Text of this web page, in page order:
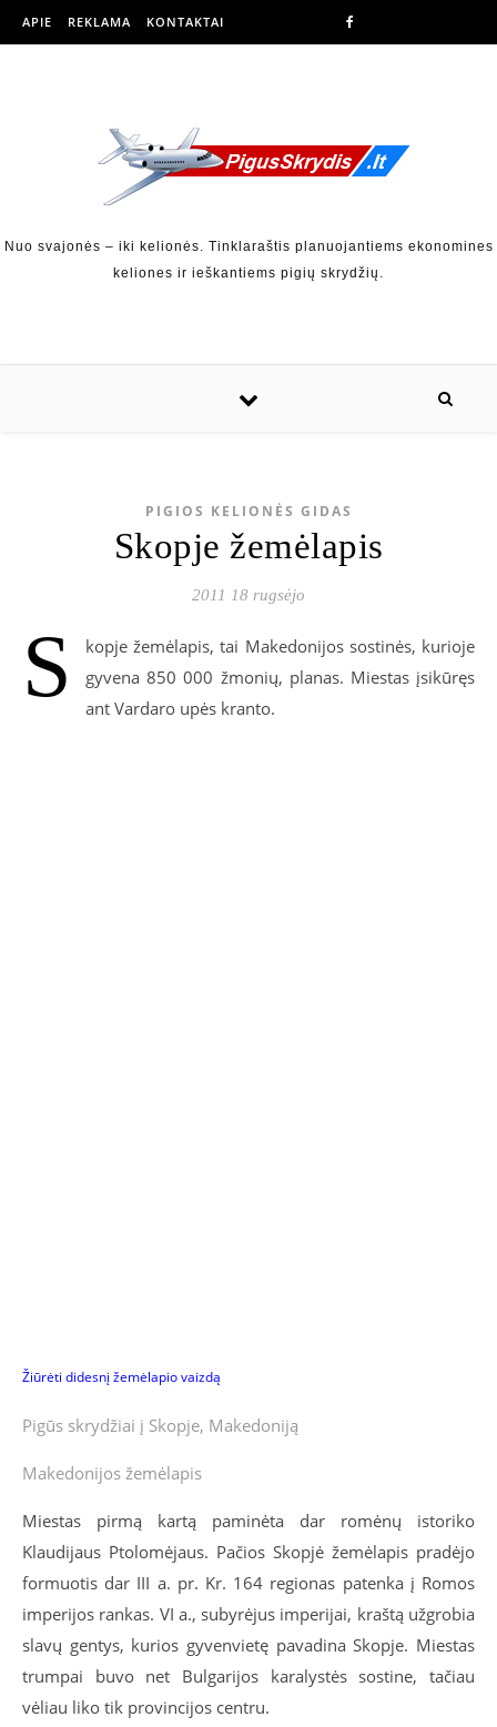
APIE REKLAMA KONTAKTAI
Nuo svajonės – iki kelionės. Tinklaraštis planuojantiems ekonomines
keliones ir ieškantiems pigių skrydžių.
PIGIOS KELIONĖS GIDAS
Skopje žemėlapis
2011 18 rugsėjo
S
kopje žemėlapis, tai Makedonijos sostinės, kurioje
gyvena 850 000 žmonių, planas. Miestas įsikūręs
ant Vardaro upės kranto.
Žiūrėti didesnį žemėlapio vaizdą
Pigūs skrydžiai į Skopje, Makedoniją
Makedonijos žemėlapis
Miestas pirmą kartą paminėta dar romėnų istoriko
Klaudijaus Ptolomėjaus. Pačios Skopjė žemėlapis pradėjo
formuotis dar III a. pr. Kr. 164 regionas patenka į Romos
imperijos rankas. VI a., subyrėjus imperijai, kraštą užgrobia
slavų gentys, kurios gyvenvietę pavadina Skopje. Miestas
trumpai buvo net Bulgarijos karalystės sostine, tačiau
vėliau liko tik provincijos centru.